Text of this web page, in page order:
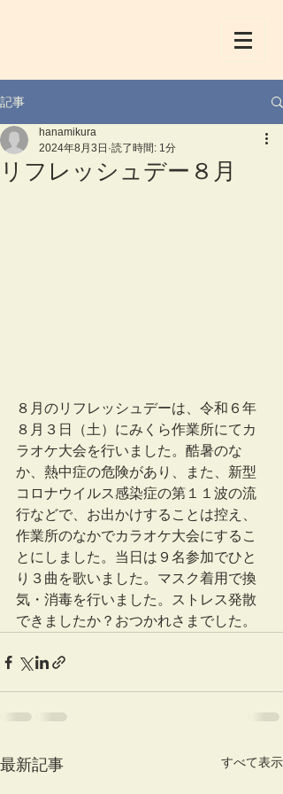
記事
リフレッシュデー８月
hanamikura
2024年8月3日 読了時間: 1分
８月のリフレッシュデーは、令和６年
８月３日（土）にみくら作業所にてカ
ラオケ大会を行いました。酷暑のな
か、熱中症の危険があり、また、新型
コロナウイルス感染症の第１１波の流
行などで、お出かけすることは控え、
作業所のなかでカラオケ大会にするこ
とにしました。当日は９名参加でひと
り３曲を歌いました。マスク着用で換
気・消毒を行いました。ストレス発散
できましたか？おつかれさまでした。
最新記事 すべて表示